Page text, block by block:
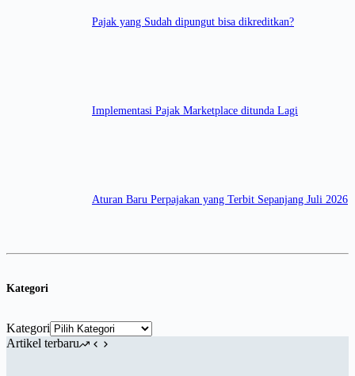
Pajak yang Sudah dipungut bisa dikreditkan?
Implementasi Pajak Marketplace ditunda Lagi
Aturan Baru Perpajakan yang Terbit Sepanjang Juli 2026
Kategori
Kategori
Artikel terbaru